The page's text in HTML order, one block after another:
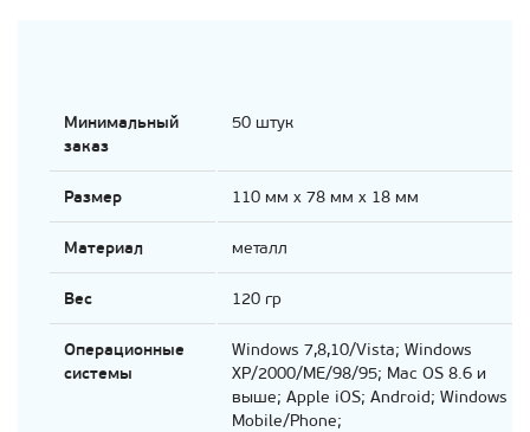
Минимальный
заказ
50 штук
Размер 110 мм х 78 мм х 18 мм
Материал металл
Вес 120 гр
Операционные
системы
Windows 7,8,10/Vista; Windows
XP/2000/ME/98/95; Mac OS 8.6 и
выше; Apple iOS; Android; Windows
Mobile/Phone;